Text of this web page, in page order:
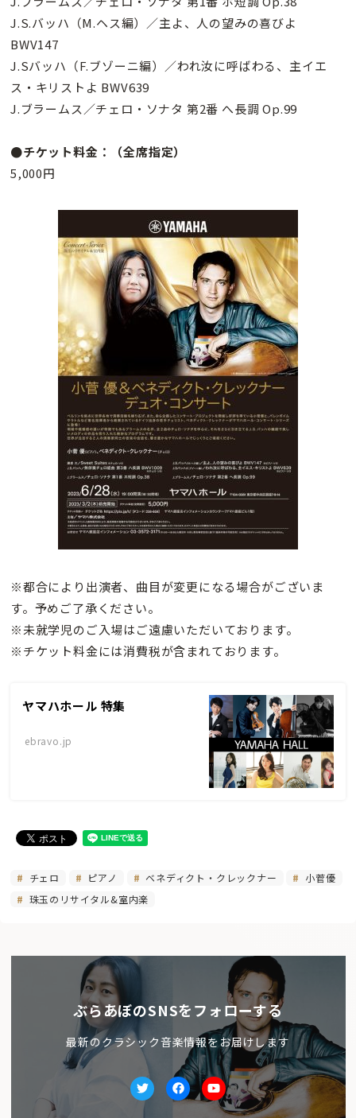
J.S.バッハ（M.ヘス編）／主よ、人の望みの喜びよ
BWV147
J.Sバッハ（F.ブゾーニ編）／われ汝に呼ばわる、主イエ
ス・キリストよ BWV639
J.ブラームス／チェロ・ソナタ 第2番 へ長調 Op.99
●チケット料金：（全席指定）
5,000円
※都合により出演者、曲目が変更になる場合がございま
す。予めご了承ください。
※未就学児のご入場はご遠慮いただいております。
※チケット料金には消費税が含まれております。
ヤマハホール 特集
ebravo.jp
チェロ ピアノ ベネディクト・クレックナー
小菅優
珠玉のリサイタル&室内楽
ぶらあぼのSNSをフォローする
最新のクラシック音楽情報をお届けします
TwitterfacebookYoutube